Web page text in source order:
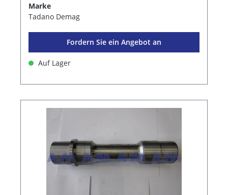
Marke
Tadano Demag
Fordern Sie ein Angebot an
Auf Lager